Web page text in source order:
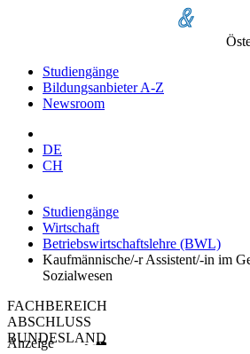
Studiengänge
Bildungsanbieter A-Z
Newsroom
DE
CH
Studiengänge
Wirtschaft
Betriebswirtschaftslehre (BWL)
Kaufmännische/-r Assistent/-in im
Sozialwesen
FACHBEREICH
ABSCHLUSS
BUNDESLAND
Anzeige